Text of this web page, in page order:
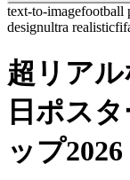
text-to-imagefootball
designultra realistic
超リア
日ポス
ップ2026